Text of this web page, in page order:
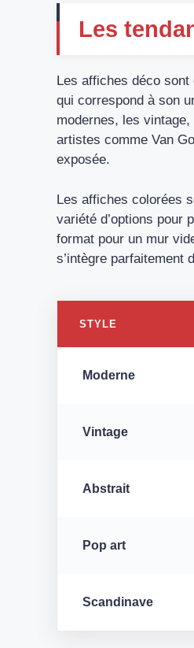
Les
Les affiches déco
qui correspond à son
modernes, les
artistes comme Van
exposée.
Les affiches colorées
variété d’options pour
format pour un mur
s’intègre parfaitement
STYLE
Moderne
Vintage
Abstrait
Pop art
Scandinave